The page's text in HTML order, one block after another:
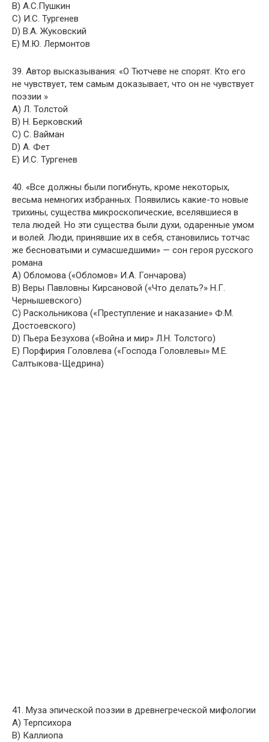
B) А.С.Пушкин
C) И.С. Тургенев
D) В.А. Жуковский
E) М.Ю. Лермонтов
39. Автор высказывания: «О Тютчеве не спорят. Кто его
не чувствует, тем самым доказывает, что он не чувствует
поэзии »
A) Л. Толстой
B) Н. Берковский
C) С. Вайман
D) А. Фет
E) И.С. Тургенев
40. «Все должны были погибнуть, кроме некоторых,
весьма немногих избранных. Появились какие-то новые
трихины, существа микроскопические, вселявшиеся в
тела людей. Но эти существа были духи, одаренные умом
и волей. Люди, принявшие их в себя, становились тотчас
же бесноватыми и сумасшедшими» — сон героя русского
романа
A) Обломова («Обломов» И.А. Гончарова)
B) Веры Павловны Кирсановой («Что делать?» Н.Г.
Чернышевского)
C) Раскольникова («Преступление и наказание» Ф.М.
Достоевского)
D) Пьера Безухова («Война и мир» Л.Н. Толстого)
E) Порфирия Головлева («Господа Головлевы» М.Е.
Салтыкова-Щедрина)
41. Муза эпической поэзии в древнегреческой мифологии
A) Терпсихора
B) Каллиопа